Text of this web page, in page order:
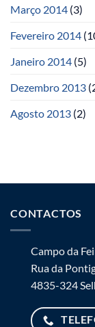
Março 2014 (3)
Fevereiro 2014
Janeiro 2014 (5)
Dezembro 2013
Agosto 2013 (2)
CONTACTOS
Campo da
Rua da
4835-324